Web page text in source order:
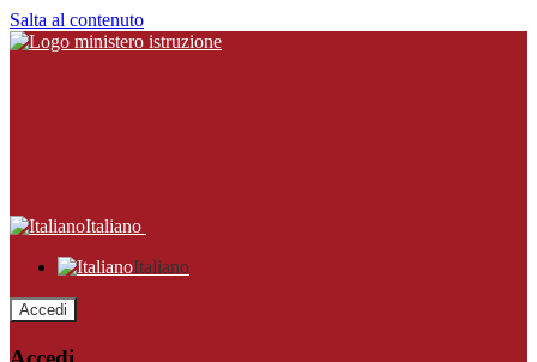
Salta al contenuto
Italiano
Italiano
Accedi